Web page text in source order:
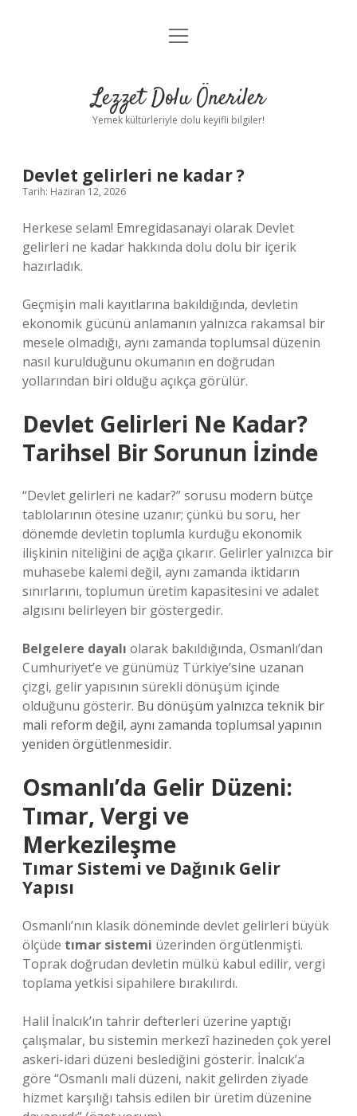
Anasayfa
Yasal Uyarı
menüyü
Lezzet Dolu Öneriler
Yemek kültürleriyle dolu keyifli bilgiler!
Devlet gelirleri ne kadar ?
Tarih: Haziran 12, 2026
Herkese selam! Emregidasanayi olarak Devlet
gelirleri ne kadar hakkında dolu dolu bir içerik
hazırladık.
Geçmişin mali kayıtlarına bakıldığında, devletin
ekonomik gücünü anlamanın yalnızca rakamsal bir
mesele olmadığı, aynı zamanda toplumsal düzenin
nasıl kurulduğunu okumanın en doğrudan
yollarından biri olduğu açıkça görülür.
Devlet Gelirleri Ne Kadar?
Tarihsel Bir Sorunun İzinde
“Devlet gelirleri ne kadar?” sorusu modern bütçe
tablolarının ötesine uzanır; çünkü bu soru, her
dönemde devletin toplumla kurduğu ekonomik
ilişkinin niteliğini de açığa çıkarır. Gelirler yalnızca bir
muhasebe kalemi değil, aynı zamanda iktidarın
sınırlarını, toplumun üretim kapasitesini ve adalet
algısını belirleyen bir göstergedir.
Belgelere dayalı olarak bakıldığında, Osmanlı’dan
Cumhuriyet’e ve günümüz Türkiye’sine uzanan
çizgi, gelir yapısının sürekli dönüşüm içinde
olduğunu gösterir. Bu dönüşüm yalnızca teknik bir
mali reform değil, aynı zamanda toplumsal yapının
yeniden örgütlenmesidir.
Osmanlı’da Gelir Düzeni:
Tımar, Vergi ve
Merkezileşme
Tımar Sistemi ve Dağınık Gelir
Yapısı
Osmanlı’nın klasik döneminde devlet gelirleri büyük
ölçüde tımar sistemi üzerinden örgütlenmişti.
Toprak doğrudan devletin mülkü kabul edilir, vergi
toplama yetkisi sipahilere bırakılırdı.
Halil İnalcık’ın tahrir defterleri üzerine yaptığı
çalışmalar, bu sistemin merkezî hazineden çok yerel
askeri-idari düzeni beslediğini gösterir. İnalcık’a
göre “Osmanlı mali düzeni, nakit gelirden ziyade
hizmet karşılığı tahsis edilen bir üretim düzenine